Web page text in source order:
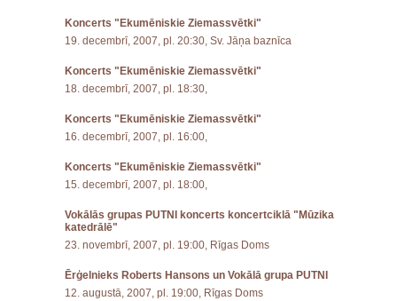
Koncerts "Ekumēniskie Ziemassvētki"
19. decembrī, 2007, pl. 20:30, Sv. Jāņa baznīca
Koncerts "Ekumēniskie Ziemassvētki"
18. decembrī, 2007, pl. 18:30,
Koncerts "Ekumēniskie Ziemassvētki"
16. decembrī, 2007, pl. 16:00,
Koncerts "Ekumēniskie Ziemassvētki"
15. decembrī, 2007, pl. 18:00,
Vokālās grupas PUTNI koncerts koncertciklā "Mūzika
katedrālē"
23. novembrī, 2007, pl. 19:00, Rīgas Doms
Ērģelnieks Roberts Hansons un Vokālā grupa PUTNI
12. augustā, 2007, pl. 19:00, Rīgas Doms